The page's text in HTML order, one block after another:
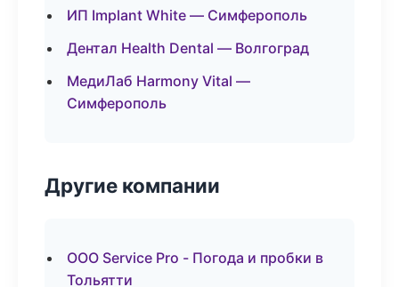
ИП Implant White — Симферополь
Дентал Health Dental — Волгоград
МедиЛаб Harmony Vital —
Симферополь
Другие компании
ООО Service Pro - Погода и пробки в
Тольятти